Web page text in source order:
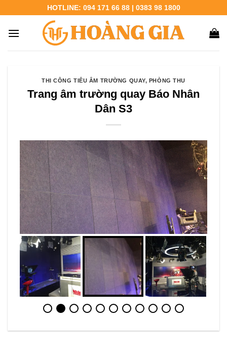
nội
HOTLINE: 094 171 66 88 | 0383 98 1800
THI CÔNG TIÊU ÂM TRƯỜNG QUAY, PHÒNG THU
Trang âm trường quay Báo Nhân
Dân S3